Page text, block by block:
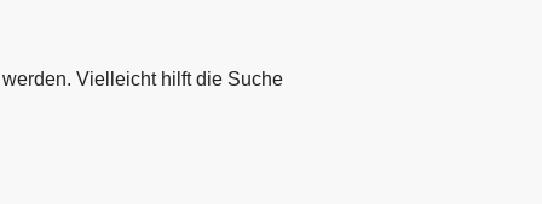
Vielleicht hilft die Suche